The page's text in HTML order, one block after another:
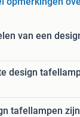
van een
design
tafellampen